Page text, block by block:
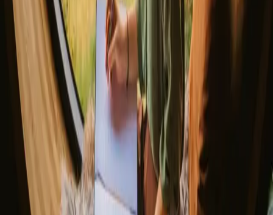
Om os
Kundecenter
Bålfortællinger
Eventyrfortællinger
Har du et unikt opholdssted?
Henvis en vært
Afbestillingspolitik
Lad os inspirere dig med de mest unikke getaways
Fornavn
E-mail
Tilmeld dig
Ved tilmelding accepterer du, at vi må sende dig inspiration og
guider. Du kan altid afmelde dig. Læs vores
privatlivspolitik
Download vores app til både værter og gæster!